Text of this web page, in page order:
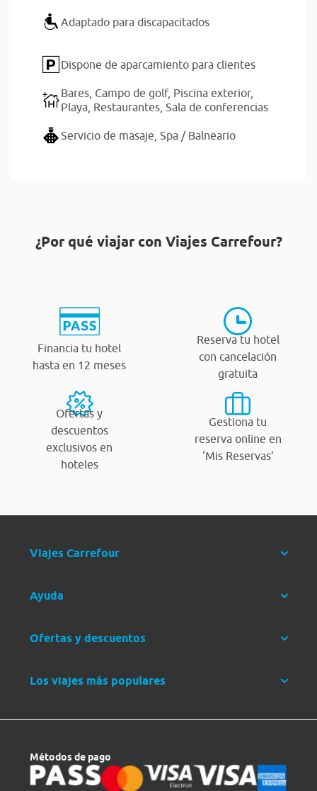
Adaptado para discapacitados
Dispone de aparcamiento para clientes
Bares, Campo de golf, Piscina exterior,
Playa, Restaurantes, Sala de conferencias
Servicio de masaje, Spa / Balneario
¿Por qué viajar con Viajes Carrefour?
Financia tu hotel
hasta en 12 meses
Reserva tu hotel
con cancelación
gratuita
Ofertas y
descuentos
exclusivos en
hoteles
Gestiona tu
reserva online en
‘Mis Reservas’
Viajes Carrefour
Ayuda
Ofertas y descuentos
Los viajes más populares
Métodos de pago